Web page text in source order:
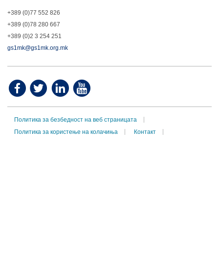
+389 (0)77 552 826
+389 (0)78 280 667
+389 (0)2 3 254 251
gs1mk@gs1mk.org.mk
Политика за безбедност на веб страницата
Политика за користење на колачиња
Контакт